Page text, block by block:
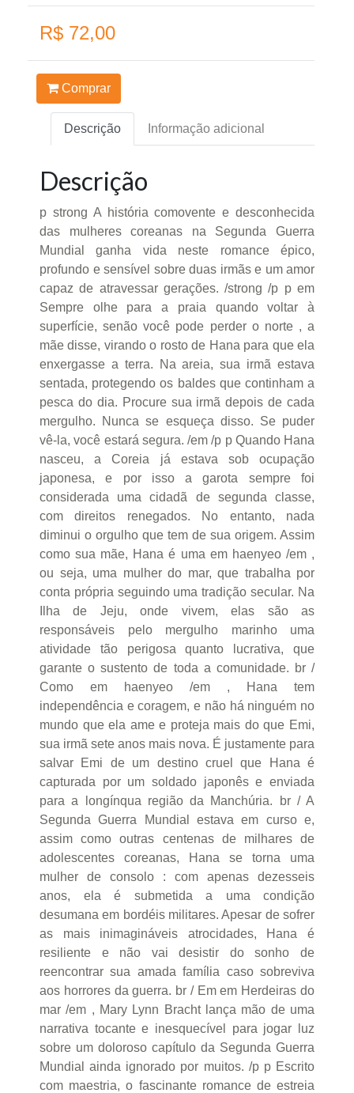
R$ 72,00
Comprar
Descrição Informação adicional
Descrição
p strong A história comovente e desconhecida
das mulheres coreanas na Segunda Guerra
Mundial ganha vida neste romance épico,
profundo e sensível sobre duas irmãs e um amor
capaz de atravessar gerações. /strong /p p em
Sempre olhe para a praia quando voltar à
superfície, senão você pode perder o norte , a
mãe disse, virando o rosto de Hana para que ela
enxergasse a terra. Na areia, sua irmã estava
sentada, protegendo os baldes que continham a
pesca do dia. Procure sua irmã depois de cada
mergulho. Nunca se esqueça disso. Se puder
vê-la, você estará segura. /em /p p Quando Hana
nasceu, a Coreia já estava sob ocupação
japonesa, e por isso a garota sempre foi
considerada uma cidadã de segunda classe,
com direitos renegados. No entanto, nada
diminui o orgulho que tem de sua origem. Assim
como sua mãe, Hana é uma em haenyeo /em ,
ou seja, uma mulher do mar, que trabalha por
conta própria seguindo uma tradição secular. Na
Ilha de Jeju, onde vivem, elas são as
responsáveis pelo mergulho marinho uma
atividade tão perigosa quanto lucrativa, que
garante o sustento de toda a comunidade. br /
Como em haenyeo /em , Hana tem
independência e coragem, e não há ninguém no
mundo que ela ame e proteja mais do que Emi,
sua irmã sete anos mais nova. É justamente para
salvar Emi de um destino cruel que Hana é
capturada por um soldado japonês e enviada
para a longínqua região da Manchúria. br / A
Segunda Guerra Mundial estava em curso e,
assim como outras centenas de milhares de
adolescentes coreanas, Hana se torna uma
mulher de consolo : com apenas dezesseis
anos, ela é submetida a uma condição
desumana em bordéis militares. Apesar de sofrer
as mais inimagináveis atrocidades, Hana é
resiliente e não vai desistir do sonho de
reencontrar sua amada família caso sobreviva
aos horrores da guerra. br / Em em Herdeiras do
mar /em , Mary Lynn Bracht lança mão de uma
narrativa tocante e inesquecível para jogar luz
sobre um doloroso capítulo da Segunda Guerra
Mundial ainda ignorado por muitos. /p p Escrito
com maestria, o fascinante romance de estreia